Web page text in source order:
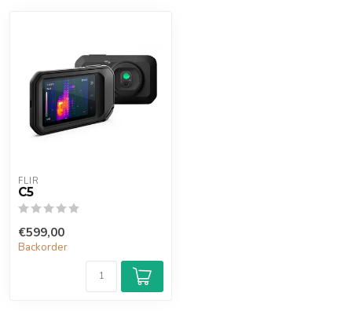
FLIR
C5
€599,00
Backorder